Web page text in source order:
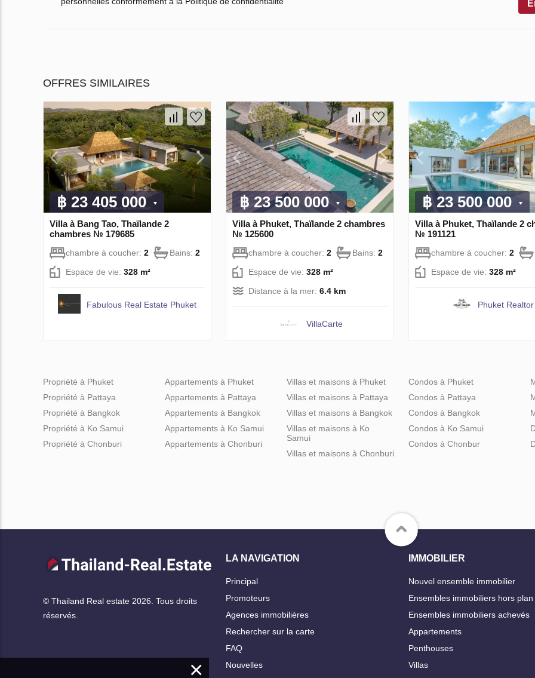
OFFRES SIMILAIRES
฿ 23 405 000
Villa à Bang Tao, Thaïlande 2
chambres № 179685
chambre à coucher: 2 Bains: 2
Espace de vie: 328 m²
Fabulous Real Estate Phuket
฿ 23 500 000
Villa à Phuket, Thaïlande 2 chambres
№ 125600
chambre à coucher: 2 Bains: 2
Espace de vie: 328 m²
Distance à la mer: 6.4 km
VillaСarte
฿ 23 500 000
Villa à Phuket, Thaïlande 2
№ 191121
chambre à coucher: 2
Espace de vie: 328 m²
Phuket Realtor
Propriété à Phuket
Propriété à Pattaya
Propriété à Bangkok
Propriété à Ko Samui
Propriété à Chonburi
Appartements à Phuket
Appartements à Pattaya
Appartements à Bangkok
Appartements à Ko Samui
Appartements à Chonburi
Villas et maisons à Phuket
Villas et maisons à Pattaya
Villas et maisons à Bangkok
Villas et maisons à Ko
Samui
Villas et maisons à Chonburi
Condos à Phuket
Condos à Pattaya
Condos à Bangkok
Condos à Ko Samui
Condos à Chonbur
© Thailand Real estate 2026. Tous droits
réservés.
LA NAVIGATION
Principal
Promoteurs
Agences immobilières
Rechercher sur la carte
FAQ
Nouvelles
IMMOBILIER
Nouvel ensemble immobilier
Ensembles immobiliers hors plan
Ensembles immobiliers achevés
Appartements
Penthouses
Villas
×